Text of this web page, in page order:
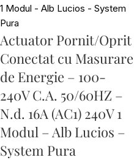
Actuator Pornit/Oprit
Conectat cu Masurare
de Energie – 100-
240V C.A. 50/60HZ –
N.d. 16A (AC1) 240V 1
Modul – Alb Lucios –
System Pura